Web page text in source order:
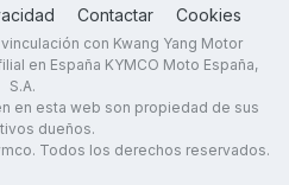
Contactar Cookies
con Kwang Yang Motor
en España KYMCO Moto España,
S.A.
en esta web son propiedad de sus
dueños.
Todos los derechos reservados.